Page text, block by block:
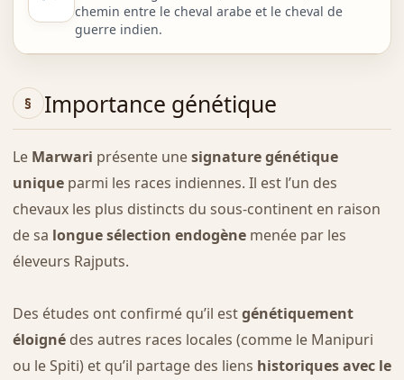
chemin entre le cheval arabe et le cheval de
guerre indien.
Importance génétique
Le Marwari présente unesignature génétique
uniqueparmi les races indiennes. Il est l’un des
chevaux les plus distincts du sous-continent en raison
de sa longue sélection endogènemenée par les
éleveurs Rajputs.
Des études ont confirmé qu’il estgénétiquement
éloignédes autres races locales (comme le Manipuri
ou le Spiti) et qu’il partage des liens historiques avec le